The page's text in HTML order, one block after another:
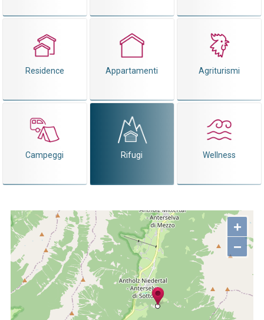
Residence Appartamenti Agriturismi
Campeggi Rifugi Wellness
+
−